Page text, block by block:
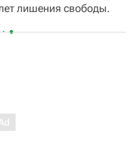
лишения свободы.